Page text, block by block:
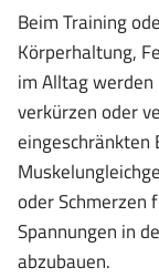
Beim Training
Körperhaltung,
im Alltag werden
verkürzen oder
eingeschränkten
oder Schmerzen
Spannungen in
abzubauen.